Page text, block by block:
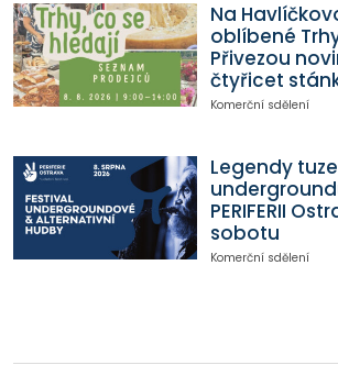
Na
oblíbené
Přivezou
čtyřicet
Komerční sdělení
Legendy
PERIFERII
sobotu
Komerční sdělení